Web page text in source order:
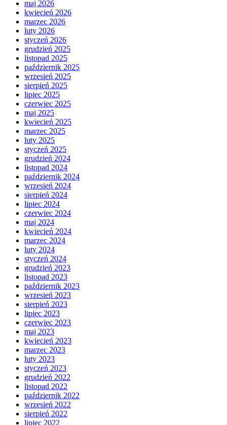
maj 2026
kwiecień 2026
marzec 2026
luty 2026
styczeń 2026
grudzień 2025
listopad 2025
październik 2025
wrzesień 2025
sierpień 2025
lipiec 2025
czerwiec 2025
maj 2025
kwiecień 2025
marzec 2025
luty 2025
styczeń 2025
grudzień 2024
listopad 2024
październik 2024
wrzesień 2024
sierpień 2024
lipiec 2024
czerwiec 2024
maj 2024
kwiecień 2024
marzec 2024
luty 2024
styczeń 2024
grudzień 2023
listopad 2023
październik 2023
wrzesień 2023
sierpień 2023
lipiec 2023
czerwiec 2023
maj 2023
kwiecień 2023
marzec 2023
luty 2023
styczeń 2023
grudzień 2022
listopad 2022
październik 2022
wrzesień 2022
sierpień 2022
lipiec 2022